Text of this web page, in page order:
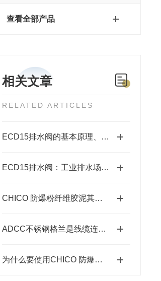
查看全部产品
相关文章
RELATED ARTICLES
ECD15排水阀的基本原理、类型和使用方法说明
ECD15排水阀：工业排水场景的可靠担当
CHICO 防爆粉纤维胶泥其出色的防爆性能在许多领域发挥着重要的作用
ADCC不锈钢格兰是线缆连接的坚固卫士
为什么要使用CHICO 防爆粉纤维胶泥呢?